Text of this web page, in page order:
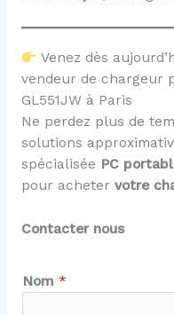
Venez dès
vendeur de chargeur
GL551JW à Paris
Ne perdez plus de
solutions
spécialisée PC
pour acheter votre
Contacter nous
C
o
Nom *